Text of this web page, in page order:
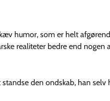
humor, som er helt
realiteter bedre end nogen
den ondskab, han